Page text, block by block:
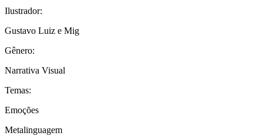
Ilustrador:
Gustavo Luiz e Mig
Gênero:
Narrativa Visual
Temas:
Emoções
Metalinguagem